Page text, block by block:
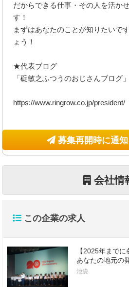
だからできる仕事・その人を活か
す！
まずはあなたのことが知りたいで
ょう！
★代表ブログ
「碇敏之ふつうのおじさんブログ」
https://www.ringrow.co.jp/president/
募集再開時に通
会社情
この企業の求人
【2025年までに
あなたの地元の
池袋